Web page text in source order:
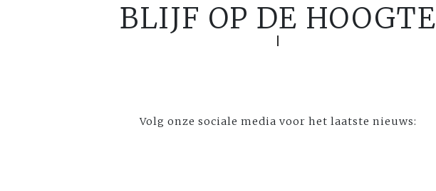
BLIJF OP DE HOOGTE
Volg onze sociale media voor het laatste nieuws: